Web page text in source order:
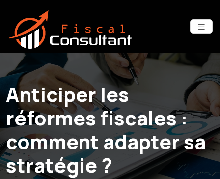
Anticiper les
réformes fiscales :
comment adapter sa
stratégie ?